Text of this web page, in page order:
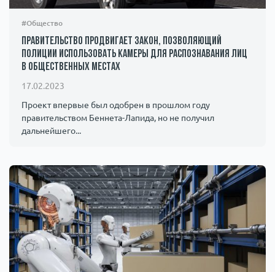
#Общество
Правительство продвигает закон, позволяющий
полиции использовать камеры для распознавания лиц
в общественных местах
17.02.2023
Проект впервые был одобрен в прошлом году
правительством Беннета-Лапида, но не получил
дальнейшего...